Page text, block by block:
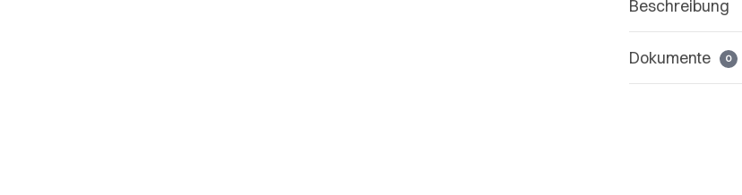
Beschreibung
Dokumente 0